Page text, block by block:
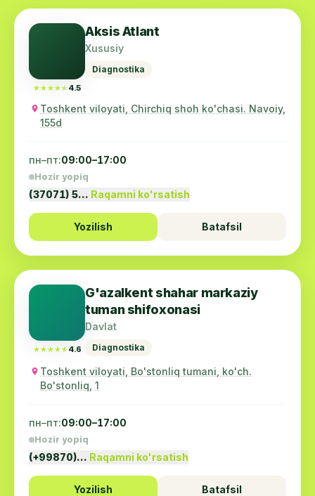
★★★★★
★★★★★ 4.5
Aksis Atlant
Xususiy
Diagnostika
Toshkent viloyati, Chirchiq shoh ko'chasi. Navoiy,
155d
пн–пт:09:00–17:00
Hozir yopiq
(37071) 5… Raqamni ko'rsatish
Yozilish Batafsil
★★★★★
★★★★★ 4.6
G'azalkent shahar markaziy
tuman shifoxonasi
Davlat
Diagnostika
Toshkent viloyati, Bo'stonliq tumani, ko'ch.
Bo'stonliq, 1
пн–пт:09:00–17:00
Hozir yopiq
(+99870)… Raqamni ko'rsatish
Yozilish Batafsil